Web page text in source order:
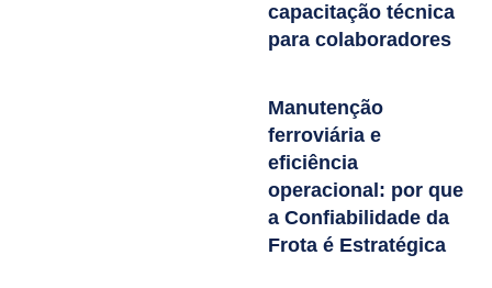
capacitação técnica
para colaboradores
Manutenção
ferroviária e
eficiência
operacional: por que
a Confiabilidade da
Frota é Estratégica